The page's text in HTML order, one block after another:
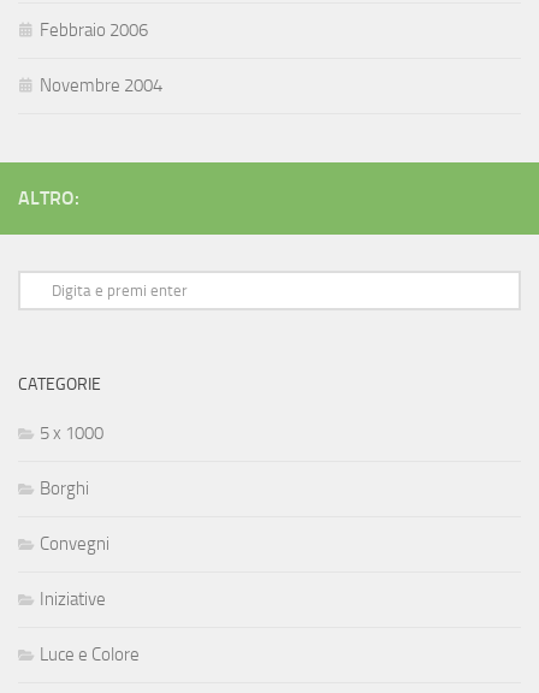
Febbraio 2006
Novembre 2004
ALTRO:
CATEGORIE
5 x 1000
Borghi
Convegni
Iniziative
Luce e Colore